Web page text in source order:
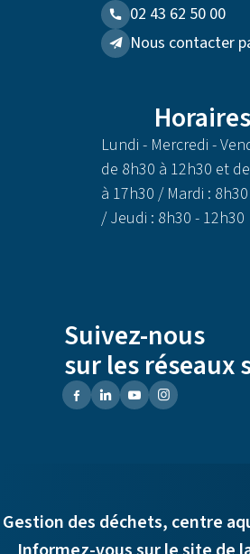
02 43 62 50 00
Nous contacter
Horaires
Lundi - Mercredi -
de 8h30 à 12h30 et
à 17h30 / Mardi :
/ Jeudi : 8h30 - 12h30
Suivez-nous
sur les réseaux
Gestion des déchets, centre